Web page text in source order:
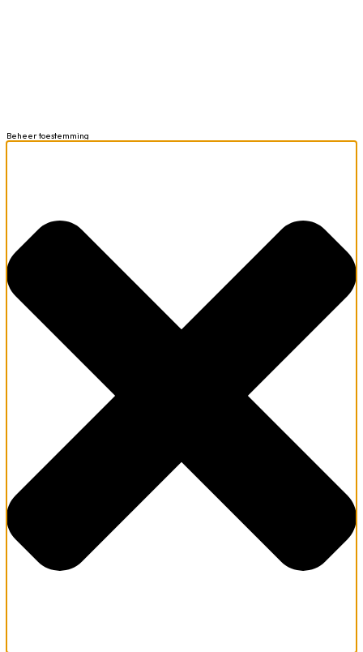
Beheer toestemming